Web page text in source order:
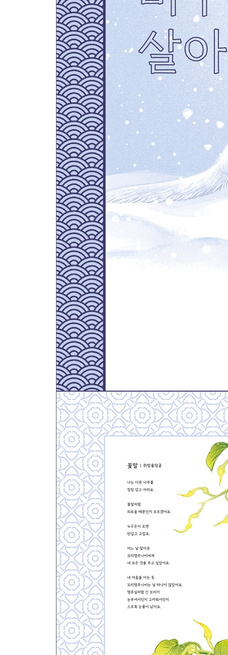
노랑 노랑 노랑 ｜ 노란목도리담비1
무늬만 표범 ｜ 왕은점표범나비
꽃꽃꽃 맴맴맴 ｜ 매미꽃
구슬이 필요하면 연락해 ｜ 구슬사초
매달리기 대결 ｜ 붉은박쥐
고향이 좋아 ｜ 흰수마자
부부부, 데이트 신청하기 ｜ 쇠부엉이
할머니의 마음 ｜ 할미밀망
소식 배달부 ｜ 수달
빛나는 금메달 ｜ 금개구리
투잡 ｜ 노랑부리백로
평생을 기도하는 꽃 ｜ 분홍할미꽃
매자와 매자 ｜ 매자나무
미리 만나 보기 ｜ 다람쥐. 물총새
인형이 아니에요 ｜ 무산쇠족제비
고향 찾아가기 ｜ 열목어
마음 전하기 ｜ 호사비오리
밤에 피는 꽃 ｜ 반딧불이
내 꿈은 체조 선수 ｜ 노란목도리담비2
겨울 손님 ｜ 흰꼬리수리
꿈에서는 용감한 고라니 ｜ 고라니